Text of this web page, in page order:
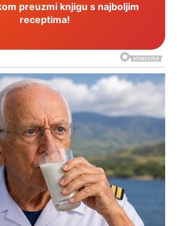
preuzmi knjigu s najboljim
receptima!